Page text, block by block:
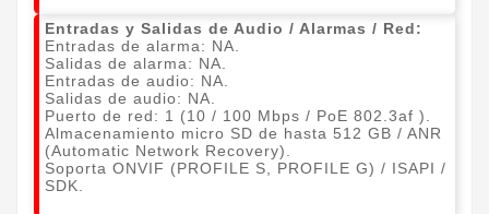
Entradas y Salidas de Audio / Alarmas / Red:
Entradas de alarma: NA.
Salidas de alarma: NA.
Entradas de audio: NA.
Salidas de audio: NA.
Puerto de red: 1 (10 / 100 Mbps / PoE 802.3af ).
Almacenamiento micro SD de hasta 512 GB / ANR
(Automatic Network Recovery).
Soporta ONVIF (PROFILE S, PROFILE G) / ISAPI /
SDK.